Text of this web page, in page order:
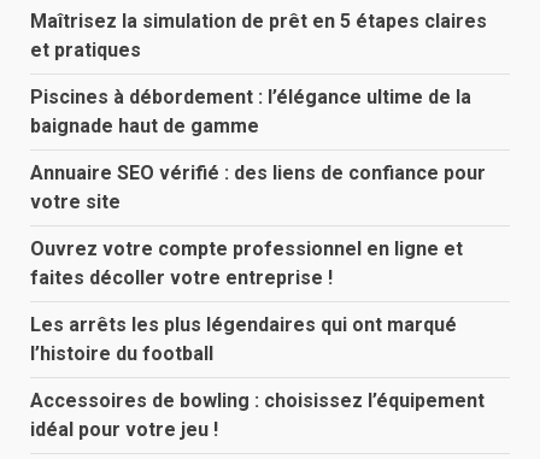
Maîtrisez la simulation de prêt en 5 étapes claires
et pratiques
Piscines à débordement : l’élégance ultime de la
baignade haut de gamme
Annuaire SEO vérifié : des liens de confiance pour
votre site
Ouvrez votre compte professionnel en ligne et
faites décoller votre entreprise !
Les arrêts les plus légendaires qui ont marqué
l’histoire du football
Accessoires de bowling : choisissez l’équipement
idéal pour votre jeu !